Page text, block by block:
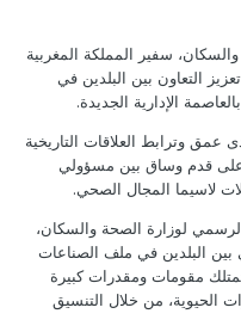
سفير المملكة المغربية
التعاون بين البلدين في
الإدارية الجديدة.
وترابط العلاقات التاريخية
قدم وساق بين مسؤولي
لاسيما المجال الصحي.
لوزارة الصحة والسكان،
البلدين في ملف الصناعات
مقومات ومقدرات كبيرة
الحيوية، من خلال التنسيق